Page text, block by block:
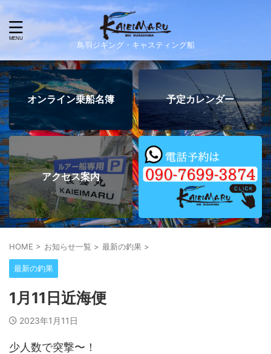
鳥羽ジギング・キャスティング船
オンライン乗船名簿 予定カレンダー
アクセス案内
HOME > お知らせ一覧 > 最新の釣果 >
最新の釣果
1月11日近海便
2023年1月11日
少人数で突撃〜！